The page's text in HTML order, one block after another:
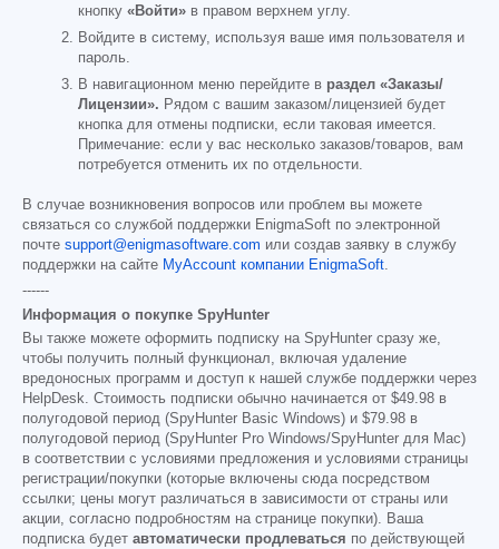
кнопку «Войти» в правом верхнем углу.
Войдите в систему, используя ваше имя пользователя и
пароль.
В навигационном меню перейдите в раздел «Заказы/
Лицензии». Рядом с вашим заказом/лицензией будет
кнопка для отмены подписки, если таковая имеется.
Примечание: если у вас несколько заказов/товаров, вам
потребуется отменить их по отдельности.
В случае возникновения вопросов или проблем вы можете
связаться со службой поддержки EnigmaSoft по электронной
почте support@enigmasoftware.com или создав заявку в службу
поддержки на сайте MyAccount компании EnigmaSoft.
------
Информация о покупке SpyHunter
Вы также можете оформить подписку на SpyHunter сразу же,
чтобы получить полный функционал, включая удаление
вредоносных программ и доступ к нашей службе поддержки через
HelpDesk. Стоимость подписки обычно начинается от $49.98 в
полугодовой период (SpyHunter Basic Windows) и $79.98 в
полугодовой период (SpyHunter Pro Windows/SpyHunter для Mac)
в соответствии с условиями предложения и условиями страницы
регистрации/покупки (которые включены сюда посредством
ссылки; цены могут различаться в зависимости от страны или
акции, согласно подробностям на странице покупки). Ваша
подписка будет автоматически продлеваться по действующей